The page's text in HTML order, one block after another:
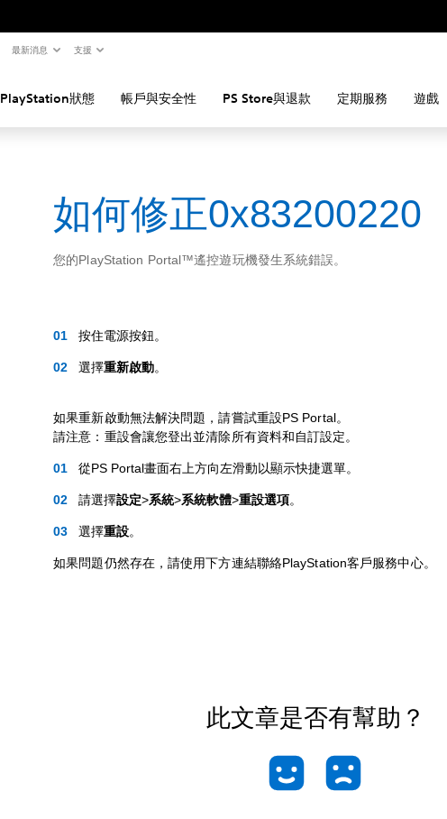
最新消息 支援
PlayStation狀態 帳戶與安全性 PS Store與退款 定期服務 遊戲
如何修正0x83200220
您的PlayStation Portal™遙控遊玩機發生系統錯誤。
按住電源按鈕。
選擇重新啟動。
如果重新啟動無法解決問題，請嘗試重設PS Portal。
請注意：重設會讓您登出並清除所有資料和自訂設定。
從PS Portal畫面右上方向左滑動以顯示快捷選單。
請選擇設定>系統>系統軟體>重設選項。
選擇重設。
如果問題仍然存在，請使用下方連結聯絡PlayStation客戶服務中心。
此文章是否有幫助？